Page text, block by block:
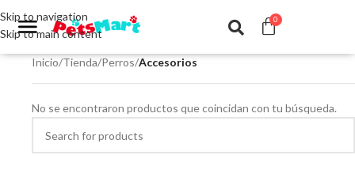
Skip to navigation
Skip to main content
0
Inicio/Tienda/Perros/Accesorios
No se encontraron productos que coincidan con tu búsqueda.